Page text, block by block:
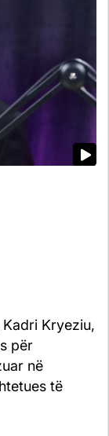
Kryeziu,
për
në
të